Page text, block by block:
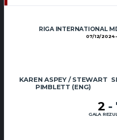
RIGA INTERNATIONAL
07/12/2024
KAREN ASPEY / STEWART
PIMBLETT (ENG)
2 -
GALA